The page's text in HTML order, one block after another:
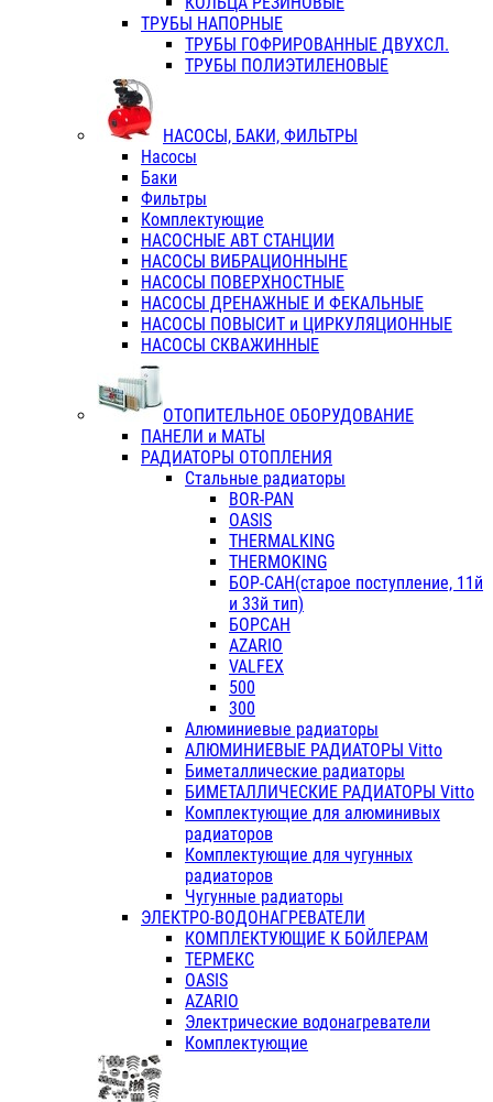
ТРУБЫ НАПОРНЫЕ
ТРУБЫ ГОФРИРОВАННЫЕ ДВУХСЛ.
ТРУБЫ ПОЛИЭТИЛЕНОВЫЕ
НАСОСЫ, БАКИ, ФИЛЬТРЫ
Насосы
Баки
Фильтры
Комплектующие
НАСОСНЫЕ АВТ СТАНЦИИ
НАСОСЫ ВИБРАЦИОННЫНЕ
НАСОСЫ ПОВЕРХНОСТНЫЕ
НАСОСЫ ДРЕНАЖНЫЕ И ФЕКАЛЬНЫЕ
НАСОСЫ ПОВЫСИТ и ЦИРКУЛЯЦИОННЫЕ
НАСОСЫ СКВАЖИННЫЕ
ОТОПИТЕЛЬНОЕ ОБОРУДОВАНИЕ
ПАНЕЛИ и МАТЫ
РАДИАТОРЫ ОТОПЛЕНИЯ
Стальные радиаторы
BOR-PAN
OASIS
THERMALKING
THERMOKING
БОР-САН(старое поступление, 11й
и 33й тип)
БОРСАН
AZARIO
VALFEX
500
300
Алюминиевые радиаторы
АЛЮМИНИЕВЫЕ РАДИАТОРЫ Vitto
Биметаллические радиаторы
БИМЕТАЛЛИЧЕСКИЕ РАДИАТОРЫ Vitto
Комплектующие для алюминивых
радиаторов
Комплектующие для чугунных
радиаторов
Чугунные радиаторы
ЭЛЕКТРО-ВОДОНАГРЕВАТЕЛИ
КОМПЛЕКТУЮЩИЕ К БОЙЛЕРАМ
ТЕРМЕКС
OASIS
AZARIO
Электрические водонагреватели
Комплектующие